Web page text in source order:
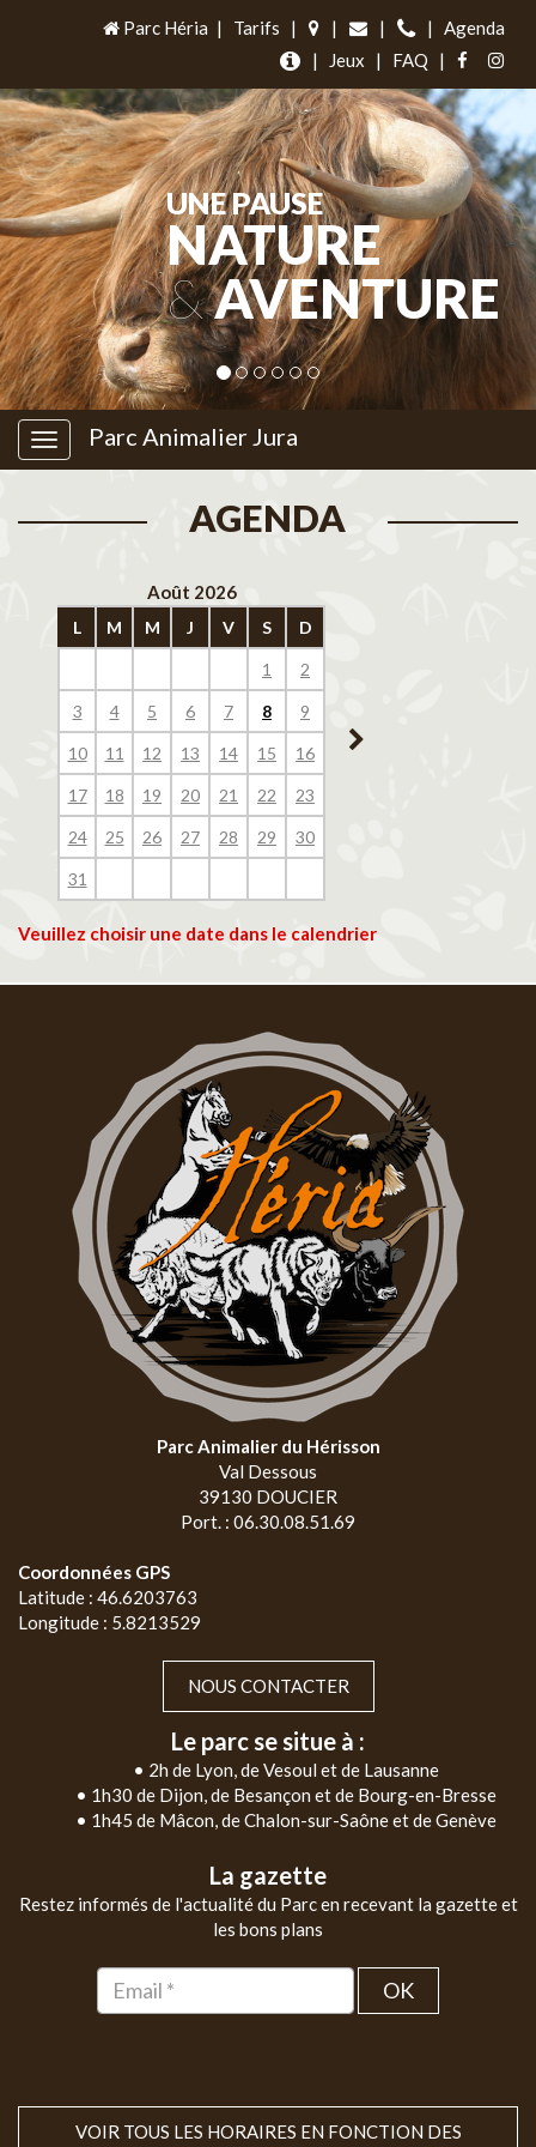
Parc Héria | Tarifs | | | |
Agenda
|
Jeux | FAQ |
UNE PAUSE
NATURE
&AVENTURE
Parc Animalier Jura
AGENDA
Août 2026
L M M J V S D
1 2
3 4 5 6 7 8 9
10 11 12 13 14 15 16
17 18 19 20 21 22 23
24 25 26 27 28 29 30
31
14
Veuillez choisir une date dans le calendrier
Parc Animalier du Hérisson
Val Dessous
39130 DOUCIER
Port. : 06.30.08.51.69
Coordonnées GPS
Latitude : 46.6203763
Longitude : 5.8213529
NOUS CONTACTER
Le parc se situe à :
• 2h de Lyon, de Vesoul et de Lausanne
• 1h30 de Dijon, de Besançon et de Bourg-en-Bresse
• 1h45 de Mâcon, de Chalon-sur-Saône et de Genève
La gazette
Restez informés de l'actualité du Parc en recevant la gazette et
les bons plans
OK
VOIR TOUS LES HORAIRES EN FONCTION DES